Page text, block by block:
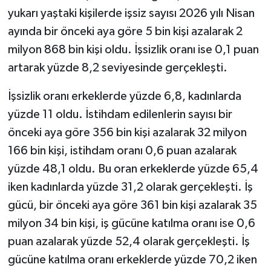
yukarı yaştaki kişilerde işsiz sayısı 2026 yılı Nisan
ayında bir önceki aya göre 5 bin kişi azalarak 2
milyon 868 bin kişi oldu. İşsizlik oranı ise 0,1 puan
artarak yüzde 8,2 seviyesinde gerçekleşti.
İşsizlik oranı erkeklerde yüzde 6,8, kadınlarda
yüzde 11 oldu. İstihdam edilenlerin sayısı bir
önceki aya göre 356 bin kişi azalarak 32 milyon
166 bin kişi, istihdam oranı 0,6 puan azalarak
yüzde 48,1 oldu. Bu oran erkeklerde yüzde 65,4
iken kadınlarda yüzde 31,2 olarak gerçekleşti. İş
gücü, bir önceki aya göre 361 bin kişi azalarak 35
milyon 34 bin kişi, iş gücüne katılma oranı ise 0,6
puan azalarak yüzde 52,4 olarak gerçekleşti. İş
gücüne katılma oranı erkeklerde yüzde 70,2 iken